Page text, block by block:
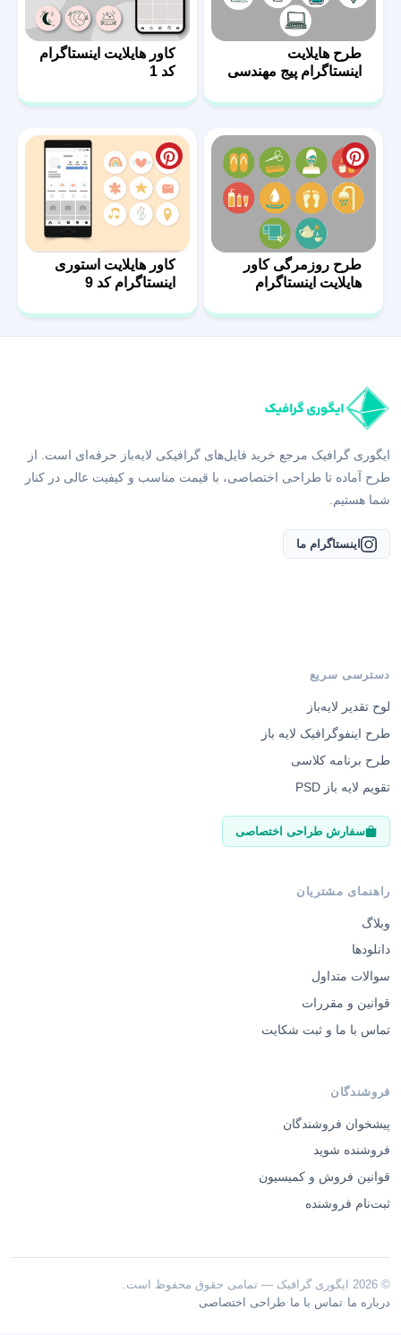
طرح هایلایت
اینستاگرام پیج مهندسی
کاور هایلایت اینستاگرام
کد 1
طرح روزمرگی کاور
هایلایت اینستاگرام
کاور هایلایت استوری
اینستاگرام کد 9
ایگوری گرافیک مرجع خرید فایل‌های گرافیکی لایه‌باز حرفه‌ای است. از
طرح آماده تا طراحی اختصاصی، با قیمت مناسب و کیفیت عالی در کنار
شما هستیم.
اینستاگرام ما
دسترسی سریع
لوح تقدیر لایه‌باز
طرح اینفوگرافیک لایه باز
طرح برنامه کلاسی
تقویم لایه باز PSD
سفارش طراحی اختصاصی
راهنمای مشتریان
وبلاگ
دانلودها
سوالات متداول
قوانین و مقررات
تماس با ما و ثبت شکایت
فروشندگان
پیشخوان فروشندگان
فروشنده شوید
قوانین فروش و کمیسیون
ثبت‌نام فروشنده
© 2026 ایگوری گرافیک — تمامی حقوق محفوظ است.
درباره ما ·تماس با ما ·طراحی اختصاصی